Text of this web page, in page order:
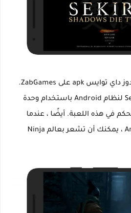
يمكن تنزيل سيكيرو شادوز داي توايس apk على ZabGames.
يمكن أيضًا تشغيل Sekiro لنظام Android باستخدام وحدة
في هذه اللعبة. أيضًا ، عندما
تلعب Sekiro على Android ، يمكنك أن تشعر بعالم Ninja